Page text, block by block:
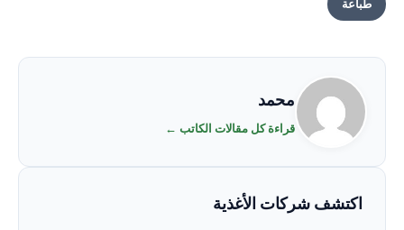
طباعة
محمد
قراءة كل مقالات الكاتب ←
اكتشف شركات الأغذية